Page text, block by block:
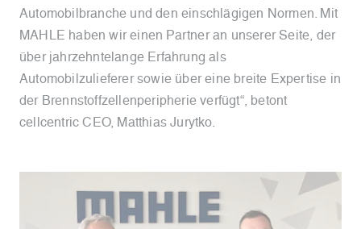
Automobilbranche und den einschlägigen Normen. Mit
MAHLE haben wir einen Partner an unserer Seite, der
über jahrzehntelange Erfahrung als
Automobilzulieferer sowie über eine breite Expertise in
der Brennstoffzellenperipherie verfügt“, betont
cellcentric CEO, Matthias Jurytko.